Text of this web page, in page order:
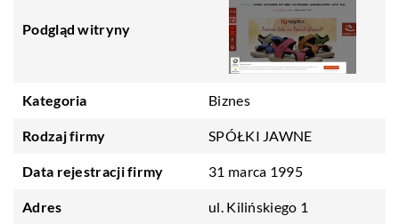
Podgląd witryny
Kategoria Biznes
Rodzaj firmy SPÓŁKI JAWNE
Data rejestracji firmy 31 marca 1995
Adres ul. Kilińskiego 1